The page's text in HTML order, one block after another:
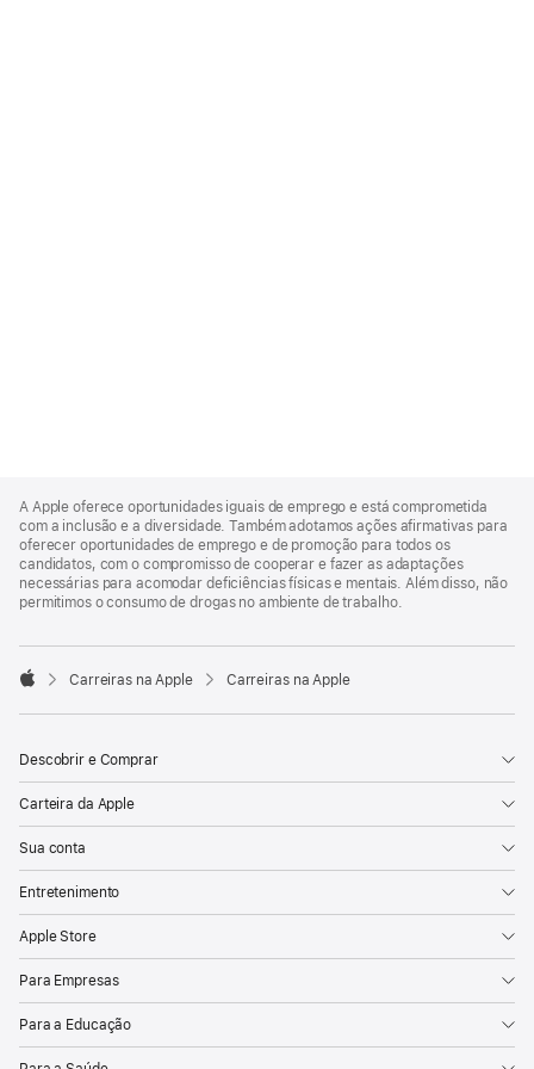
Footer
A Apple oferece oportunidades iguais de emprego e está comprometida
com a inclusão e a diversidade. Também adotamos ações afirmativas para
oferecer oportunidades de emprego e de promoção para todos os
candidatos, com o compromisso de cooperar e fazer as adaptações
necessárias para acomodar deficiências físicas e mentais. Além disso, não
permitimos o consumo de drogas no ambiente de trabalho.

Carreiras na Apple Carreiras na Apple
Descobrir e Comprar
Carteira da Apple
Sua conta
Entretenimento
Apple Store
Para Empresas
Para a Educação